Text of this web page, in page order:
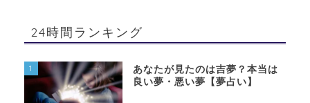
24時間ランキング
1
あなたが見たのは吉夢？本当は
良い夢・悪い夢【夢占い】